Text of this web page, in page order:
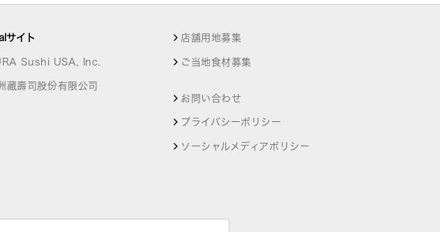
サイト
Sushi USA, Inc.
藏壽司股份有限公司
店舗用地募集
ご当地食材募集
お問い合わせ
プライバシーポリシー
ソーシャルメディアポリシー